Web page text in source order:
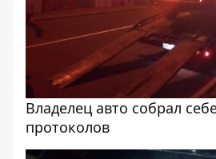
Владелец авто собрал
протоколов